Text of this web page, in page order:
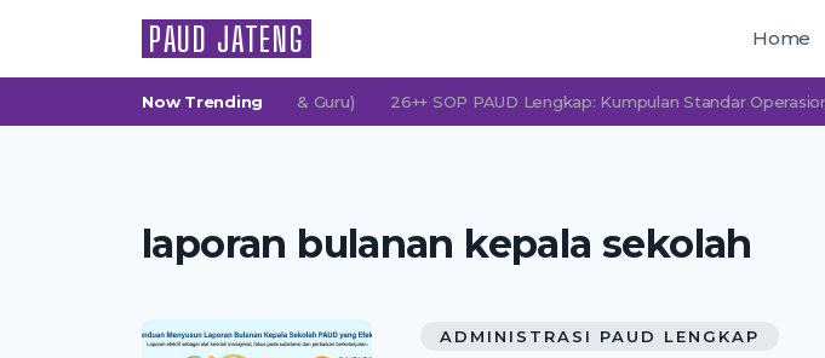
PAUD JATENG Home
Now Trending
(Persatuan Orang Tua Murid & Guru) 26++ SOP PAUD Lengkap: Kumpulan Standar Operasional
laporan bulanan kepala sekolah
ADMINISTRASI PAUD LENGKAP